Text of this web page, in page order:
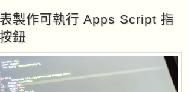
製作可執行 Apps Script 指
鈕